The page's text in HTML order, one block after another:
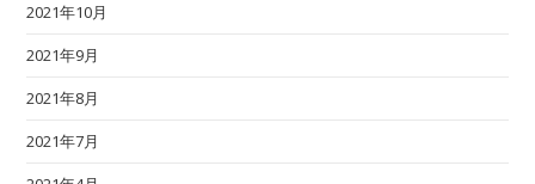
2021年10月
2021年9月
2021年8月
2021年7月